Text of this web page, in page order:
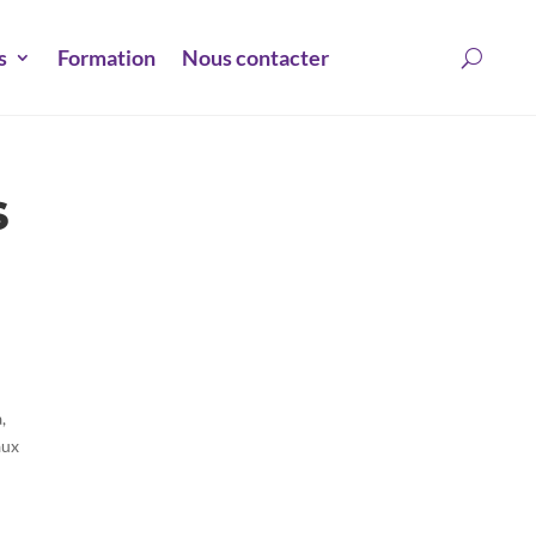
Formation Nous contacter